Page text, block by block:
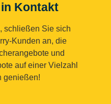
in Kontakt
schließen Sie sich
Kunden an, die
und
auf einer Vielzahl
genießen!